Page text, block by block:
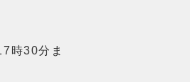
時30分ま